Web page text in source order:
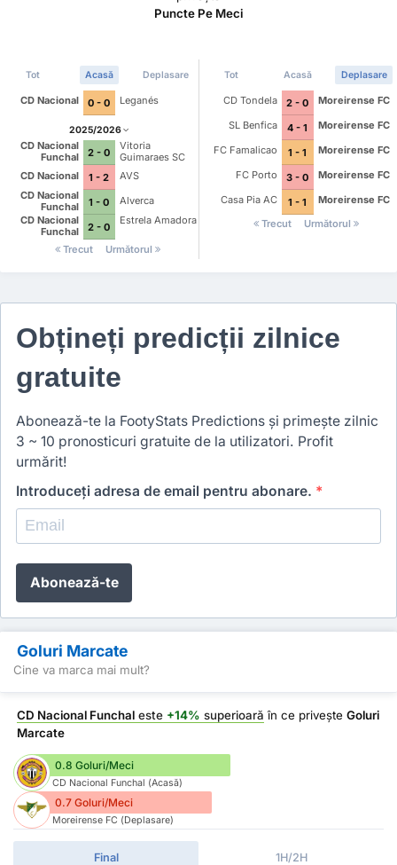
Puncte Pe Meci
Tot Acasă Deplasare
CD Nacional 0 - 0 Leganés
2025/2026
CD Nacional
Funchal
2 - 0
Vitoria
Guimaraes SC
CD Nacional
1 - 2
AVS
CD Nacional
Funchal
1 - 0
Alverca
CD Nacional
Funchal
2 - 0
Estrela Amadora
Trecut Următorul
Tot Acasă Deplasare
CD Tondela 2 - 0
Moreirense FC
SL Benfica
4 - 1
Moreirense FC
FC Famalicao
1 - 1
Moreirense FC
FC Porto
3 - 0
Moreirense FC
Casa Pia AC
1 - 1
Moreirense FC
Trecut
Următorul
Obțineți predicții zilnice
gratuite
Abonează-te la FootyStats Predictions și primește zilnic
3 ~ 10 pronosticuri gratuite de la utilizatori. Profit
urmărit!
Introduceți adresa de email pentru abonare. *
Abonează-te
Goluri Marcate
Cine va marca mai mult?
CD Nacional Funchal este +14% superioară în ce privește Goluri
Marcate
0.8 Goluri/Meci
CD Nacional Funchal (Acasă)
0.7 Goluri/Meci
Moreirense FC (Deplasare)
Final 1H/2H